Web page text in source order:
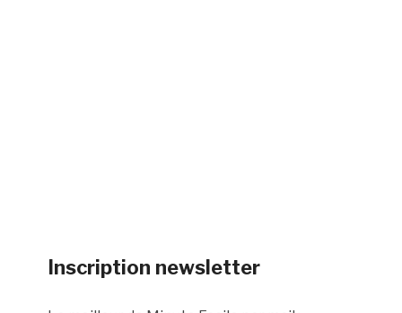
Inscription newsletter